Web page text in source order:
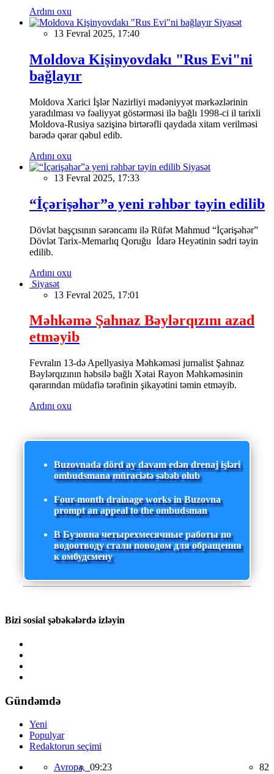
Ardını oxu
Siyasət
13 Fevral 2025, 17:40
Moldova Kişinyovdakı "Rus Evi"ni
bağlayır
Moldova Xarici İşlər Nazirliyi mədəniyyət mərkəzlərinin
yaradılması və fəaliyyət göstərməsi ilə bağlı 1998-ci il tarixli
Moldova-Rusiya sazişinə birtərəfli qaydada xitam verilməsi
barədə qərar qəbul edib.
Ardını oxu
Siyasət
13 Fevral 2025, 17:33
“İçərişəhər”ə yeni rəhbər təyin edilib
Dövlət başçısının sərəncamı ilə Rüfət Mahmud “İçərişəhər”
Dövlət Tarix-Memarlıq Qoruğu İdarə Heyətinin sədri təyin
edilib.
Ardını oxu
Siyasət
13 Fevral 2025, 17:01
Məhkəmə Şahnaz Bəylərqızını azad
etməyib
Fevralın 13-də Apellyasiya Məhkəməsi jurnalist Şahnaz
Bəylərqızının həbsilə bağlı Xətai Rayon Məhkəməsinin
qərarından müdafiə tərəfinin şikayətini təmin etməyib.
Ardını oxu
Buzovnada dörd ay davam edən drenaj işləri
ombudsmana müraciətə səbəb olub
Four-month drainage works in Buzovna
prompt an appeal to the ombudsman
В Бузовна четырехмесячные работы по
водоотводу стали поводом для обращения
к омбудсмену
Bizi sosial şəbəkələrdə izləyin
Gündəmdə
Yeni
Populyar
Redaktorun seçimi
Avropa, 09:23 82